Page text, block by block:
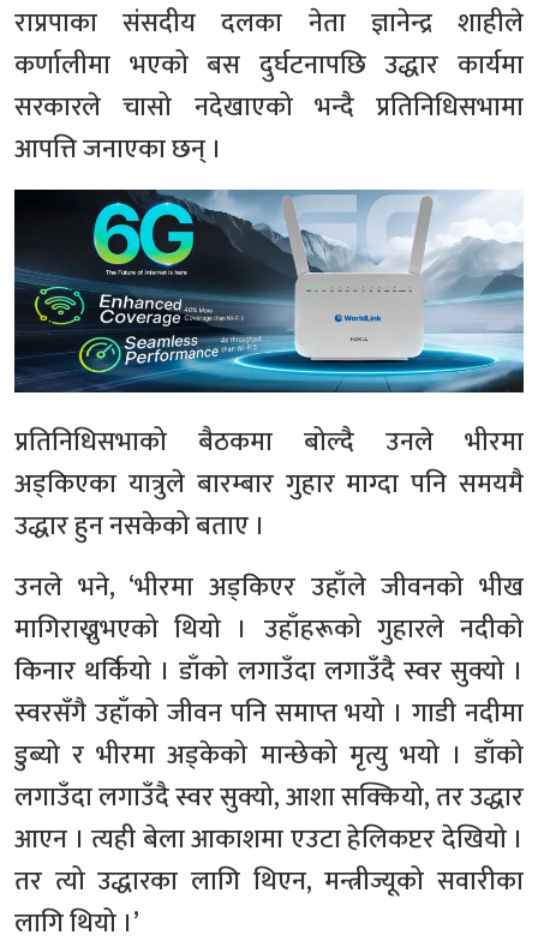
राप्रपाका संसदीय दलका नेता ज्ञानेन्द्र शाहीले
कर्णालीमा भएको बस दुर्घटनापछि उद्धार कार्यमा
सरकारले चासो नदेखाएको भन्दै प्रतिनिधिसभामा
आपत्ति जनाएका छन् ।
प्रतिनिधिसभाको बैठकमा बोल्दै उनले भीरमा
अड्किएका यात्रुले बारम्बार गुहार माग्दा पनि समयमै
उद्धार हुन नसकेको बताए ।
उनले भने, ‘भीरमा अड्किएर उहाँले जीवनको भीख
मागिराख्नुभएको थियो । उहाँहरूको गुहारले नदीको
किनार थर्कियो । डाँको लगाउँदा लगाउँदै स्वर सुक्यो ।
स्वरसँगै उहाँको जीवन पनि समाप्त भयो । गाडी नदीमा
डुब्यो र भीरमा अड्केको मान्छेको मृत्यु भयो । डाँको
लगाउँदा लगाउँदै स्वर सुक्यो, आशा सक्कियो, तर उद्धार
आएन । त्यही बेला आकाशमा एउटा हेलिकप्टर देखियो ।
तर त्यो उद्धारका लागि थिएन, मन्त्रीज्यूको सवारीका
लागि थियो ।’